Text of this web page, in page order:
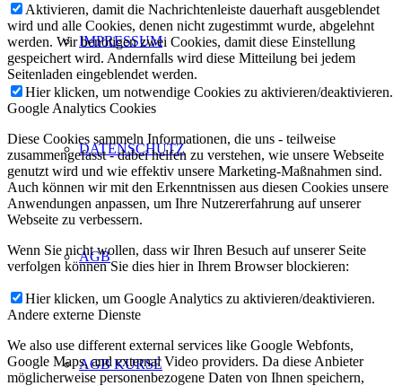
IMPRESSUM
DATENSCHUTZ
AGB
AGB KURSE
Aktivieren, damit die Nachrichtenleiste dauerhaft ausgeblendet
wird und alle Cookies, denen nicht zugestimmt wurde, abgelehnt
werden. Wir benötigen zwei Cookies, damit diese Einstellung
gespeichert wird. Andernfalls wird diese Mitteilung bei jedem
Seitenladen eingeblendet werden.
Hier klicken, um notwendige Cookies zu aktivieren/deaktivieren.
Google Analytics Cookies
Diese Cookies sammeln Informationen, die uns - teilweise
zusammengefasst - dabei helfen zu verstehen, wie unsere Webseite
genutzt wird und wie effektiv unsere Marketing-Maßnahmen sind.
Auch können wir mit den Erkenntnissen aus diesen Cookies unsere
Anwendungen anpassen, um Ihre Nutzererfahrung auf unserer
Webseite zu verbessern.
Wenn Sie nicht wollen, dass wir Ihren Besuch auf unserer Seite
verfolgen können Sie dies hier in Ihrem Browser blockieren:
Hier klicken, um Google Analytics zu aktivieren/deaktivieren.
Andere externe Dienste
We also use different external services like Google Webfonts,
Google Maps, and external Video providers. Da diese Anbieter
möglicherweise personenbezogene Daten von Ihnen speichern,